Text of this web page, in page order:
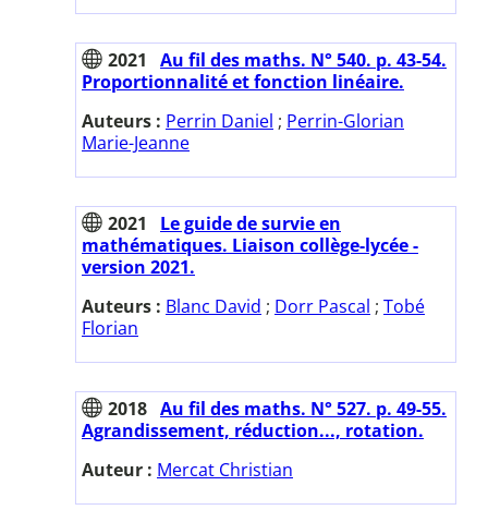
2021
Au fil des maths. N° 540. p. 43-54.
Proportionnalité et fonction linéaire.
Auteurs : Perrin Daniel ; Perrin-Glorian
Marie-Jeanne
2021
Le guide de survie en
mathématiques. Liaison collège-lycée -
version 2021.
Auteurs : Blanc David ; Dorr Pascal ; Tobé
Florian
2018 Au fil des maths. N° 527. p. 49-55.
Agrandissement, réduction..., rotation.
Auteur : Mercat Christian